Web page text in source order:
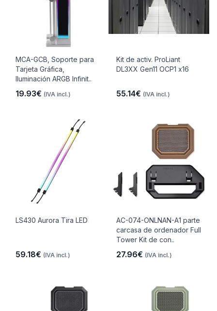
MCA-GCB, Soporte para
Tarjeta Gráfica,
Iluminación ARGB Infinit..
19.93€ (IVA incl.)
Kit de activ. ProLiant
DL3XX Gen11 OCP1 x16
55.14€ (IVA incl.)
LS430 Aurora Tira LED
59.18€ (IVA incl.)
AC-074-ONLNAN-A1 parte
carcasa de ordenador Full
Tower Kit de con..
27.96€ (IVA incl.)